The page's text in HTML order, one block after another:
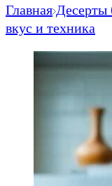
Главная Десерты
вкус и техника